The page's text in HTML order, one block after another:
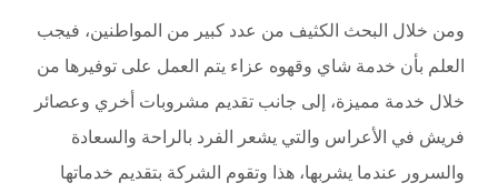
ومن خلال البحث الكثيف من عدد كبير من المواطنين، فيجب
العلم بأن خدمة شاي وقهوه عزاء يتم العمل على توفيرها من
خلال خدمة مميزة، إلى جانب تقديم مشروبات أخري وعصائر
فريش في الأعراس والتي يشعر الفرد بالراحة والسعادة
والسرور عندما يشربها، هذا وتقوم الشركة بتقديم خدماتها